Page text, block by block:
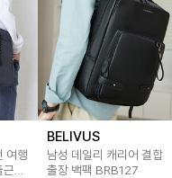
여행
근
BELIVUS
남성 데일리 캐리어 결합
출장 백팩 BRB127